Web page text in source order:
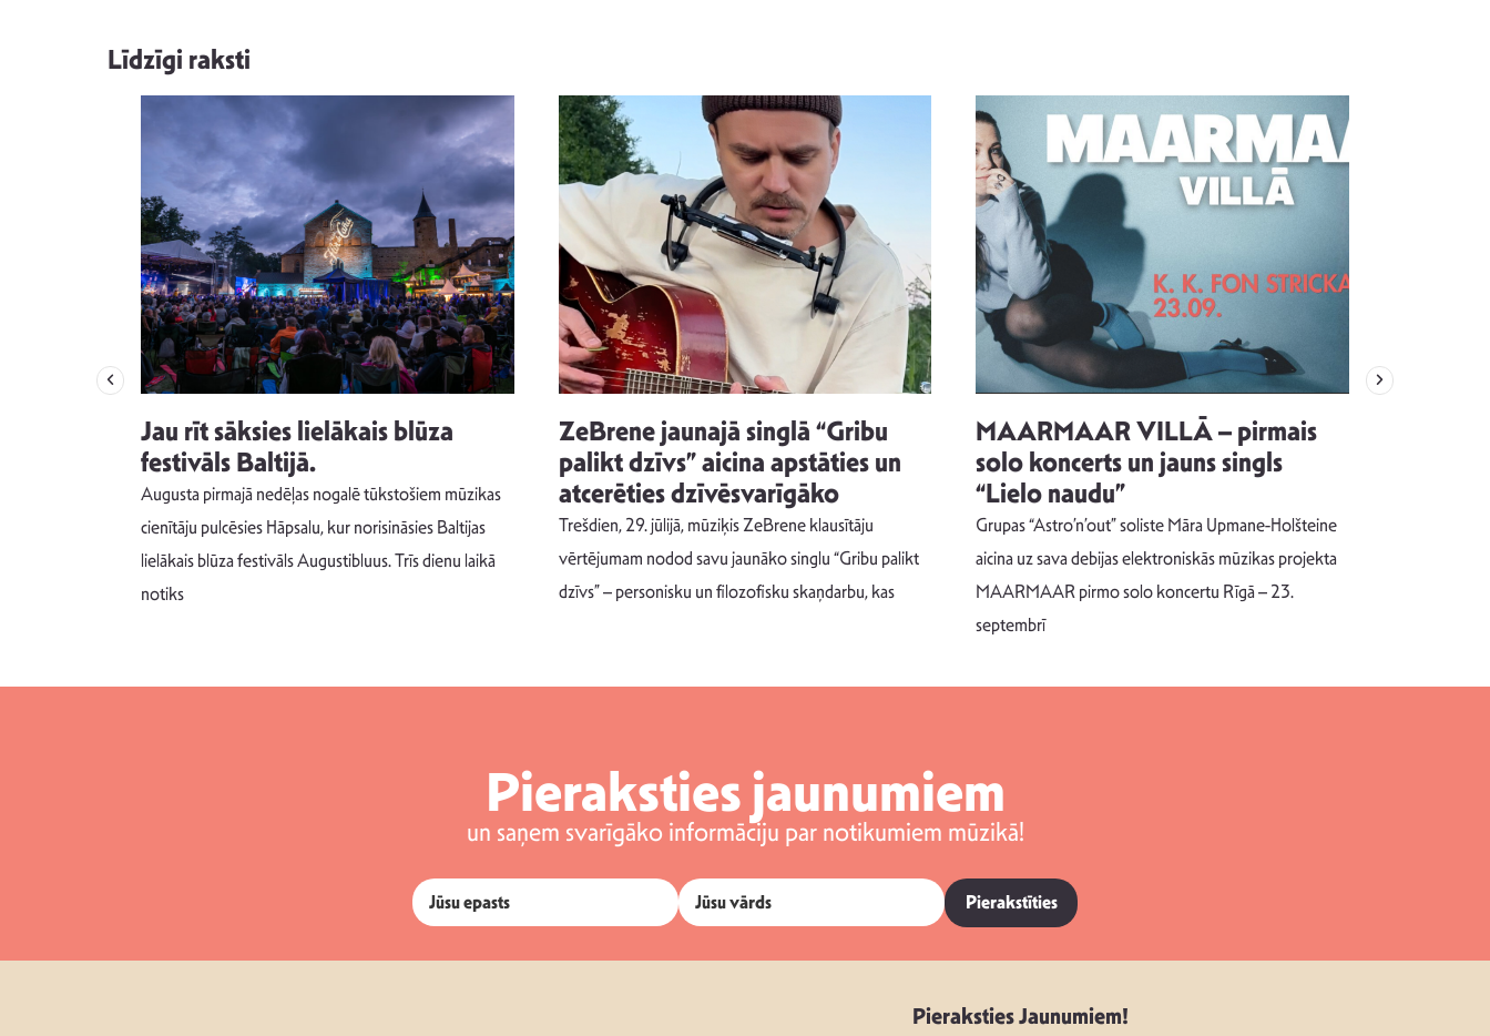
Līdzīgi raksti
Jau rīt sāksies lielākais blūza
festivāls Baltijā.
Augusta pirmajā nedēļas nogalē tūkstošiem mūzikas
cienītāju pulcēsies Hāpsalu, kur norisināsies Baltijas
lielākais blūza festivāls Augustibluus. Trīs dienu laikā
notiks
ZeBrene jaunajā singlā “Gribu
palikt dzīvs” aicina apstāties un
atcerēties dzīvēsvarīgāko
Trešdien, 29. jūlijā, mūziķis ZeBrene klausītāju
vērtējumam nodod savu jaunāko singlu “Gribu palikt
dzīvs” – personisku un filozofisku skaņdarbu, kas
MAARMAAR VILLĀ – pirmais
solo koncerts un jauns singls
“Lielo naudu”
Grupas “Astro’n’out” soliste Māra Upmane-Holšteine
aicina uz sava debijas elektroniskās mūzikas projekta
MAARMAAR pirmo solo koncertu Rīgā – 23.
septembrī
Pieraksties jaunumiem
un saņem svarīgāko informāciju par notikumiem mūzikā!
Pierakstīties
Pieraksties Jaunumiem!